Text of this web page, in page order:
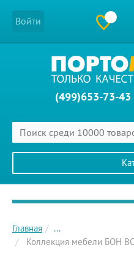
Войти
(499)653-73-43
Главное меню сайта
Главная
...
Коллекция мебели БОН